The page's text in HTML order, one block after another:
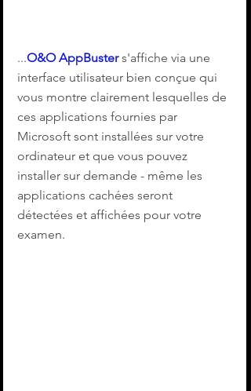
...O&O AppBuster s'affiche via une
interface utilisateur bien conçue qui
vous montre clairement lesquelles de
ces applications fournies par
Microsoft sont installées sur votre
ordinateur et que vous pouvez
installer sur demande - même les
applications cachées seront
détectées et affichées pour votre
examen.